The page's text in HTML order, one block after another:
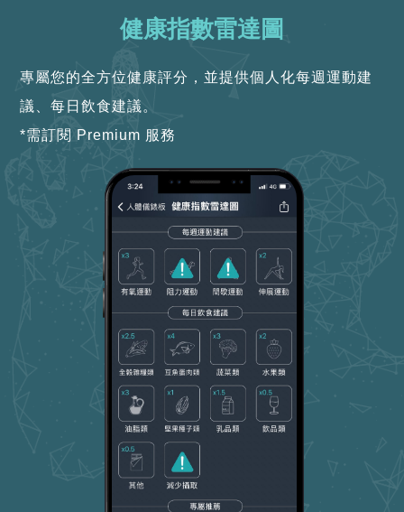
健康指數雷達圖
專屬您的全方位健康評分，並提供個人化每週運動建
議、每日飲食建議。
*需訂閱 Premium 服務